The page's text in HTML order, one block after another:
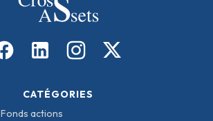
CATÉGORIES
Fonds actions